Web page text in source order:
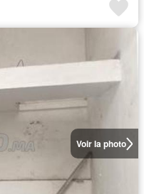
Voir la photo